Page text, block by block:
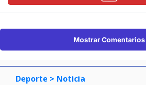
Mostrar Comentarios
Deporte > Noticia